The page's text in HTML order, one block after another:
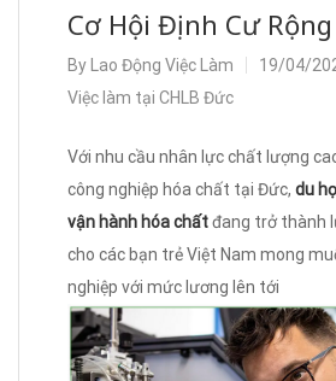
Cơ Hội Định Cư
By Lao Động Việc Làm
19/04/
Việc làm tại CHLB Đức
Với nhu cầu nhân lực chất lượng
công nghiệp hóa chất tại Đức, du
vận hành hóa chấtđang trở thành
cho các bạn trẻ Việt Nam mong
nghiệp với mức lương lên tới